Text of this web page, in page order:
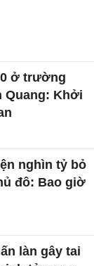
ở trường
Quang: Khởi
nghìn tỷ bỏ
đô: Bao giờ
làn gây tai